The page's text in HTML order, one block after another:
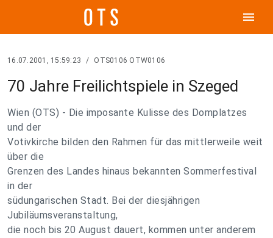
menu
16.07.2001, 15:59:23 / OTS0106 OTW0106
70 Jahre Freilichtspiele in Szeged
Wien (OTS) - Die imposante Kulisse des Domplatzes
und der
Votivkirche bilden den Rahmen für das mittlerweile weit
über die
Grenzen des Landes hinaus bekannten Sommerfestival
in der
südungarischen Stadt. Bei der diesjährigen
Jubiläumsveranstaltung,
die noch bis 20 August dauert, kommen unter anderem